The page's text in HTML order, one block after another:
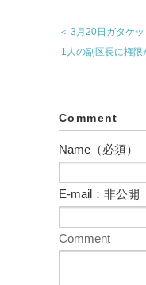
＜ 3月20日ガタケ
1人の副区長に権
Comment
Name（必須）
E-mail：非公開
Comment